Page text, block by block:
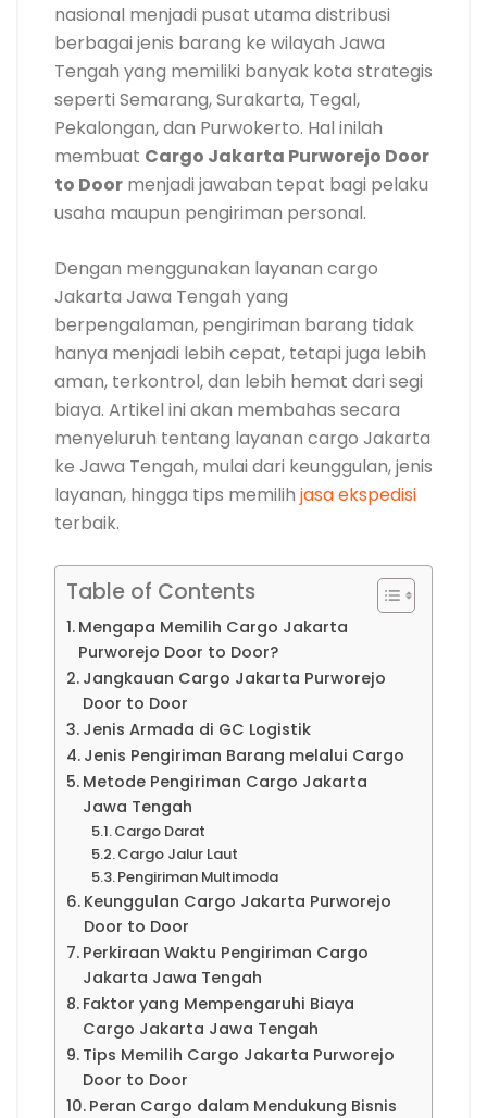
nasional menjadi pusat utama distribusi
berbagai jenis barang ke wilayah Jawa
Tengah yang memiliki banyak kota strategis
seperti Semarang, Surakarta, Tegal,
Pekalongan, dan Purwokerto. Hal inilah
membuat Cargo Jakarta Purworejo Door
to Door menjadi jawaban tepat bagi pelaku
usaha maupun pengiriman personal.
Dengan menggunakan layanan cargo
Jakarta Jawa Tengah yang
berpengalaman, pengiriman barang tidak
hanya menjadi lebih cepat, tetapi juga lebih
aman, terkontrol, dan lebih hemat dari segi
biaya. Artikel ini akan membahas secara
menyeluruh tentang layanan cargo Jakarta
ke Jawa Tengah, mulai dari keunggulan, jenis
layanan, hingga tips memilih jasa ekspedisi
terbaik.
Table of Contents
Mengapa Memilih Cargo Jakarta
Purworejo Door to Door?
Jangkauan Cargo Jakarta Purworejo
Door to Door
Jenis Armada di GC Logistik
Jenis Pengiriman Barang melalui Cargo
Metode Pengiriman Cargo Jakarta
Jawa Tengah
Cargo Darat
Cargo Jalur Laut
Pengiriman Multimoda
Keunggulan Cargo Jakarta Purworejo
Door to Door
Perkiraan Waktu Pengiriman Cargo
Jakarta Jawa Tengah
Faktor yang Mempengaruhi Biaya
Cargo Jakarta Jawa Tengah
Tips Memilih Cargo Jakarta Purworejo
Door to Door
Peran Cargo dalam Mendukung Bisnis